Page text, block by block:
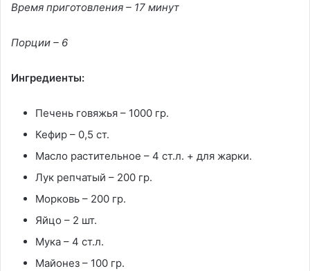
Время приготовления – 17 минут
Порции – 6
Ингредиенты:
Печень говяжья – 1000 гр.
Кефир – 0,5 ст.
Масло растительное – 4 ст.л. + для жарки.
Лук репчатый – 200 гр.
Морковь – 200 гр.
Яйцо – 2 шт.
Мука – 4 ст.л.
Майонез – 100 гр.